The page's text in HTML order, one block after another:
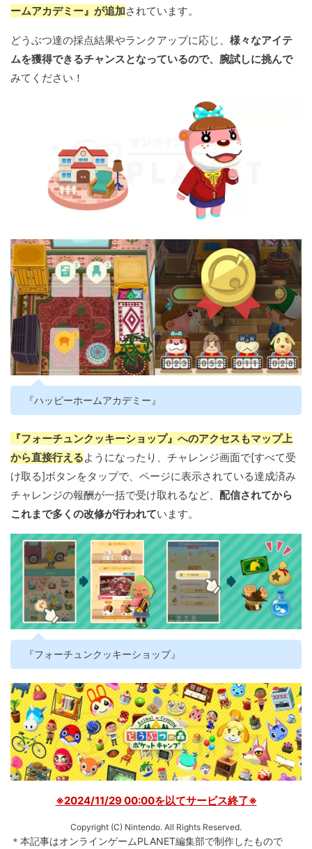
ームアカデミー』が追加されています。
どうぶつ達の採点結果やランクアップに応じ、 様々なアイテ
ムを獲得できるチャンスとなっているので、腕試しに挑んで
みてください！
『ハッピーホームアカデミー』
『フォーチュンクッキーショップ』へのアクセスもマップ上
から直接行えるようになったり、チャレンジ画面で[すべて受
け取る]ボタンをタップで、ページに表示されている達成済み
チャレンジの報酬が一括で受け取れるなど、 配信されてから
これまで多くの改修が行われています。
『フォーチュンクッキーショップ』
※2024/11/29 00:00を以てサービス終了※
Copyright (C) Nintendo. All Rights Reserved.
＊本記事はオンラインゲームPLANET編集部で制作したもので